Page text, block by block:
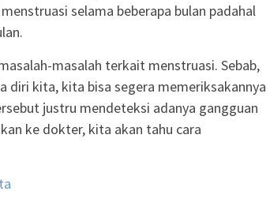
selama beberapa bulan padahal
masalah terkait menstruasi. Sebab,
diri kita, kita bisa segera memeriksakannya
justru mendeteksi adanya gangguan
ke dokter, kita akan tahu cara